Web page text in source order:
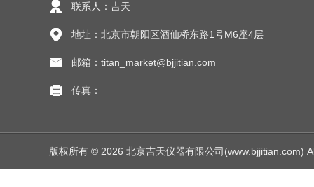
联系人：吉天
地址：北京市朝阳区酒仙桥东路1号M6座4层
邮箱：titan_market@bjjitian.com
传真：
版权所有 © 2026 北京吉天仪器有限公司